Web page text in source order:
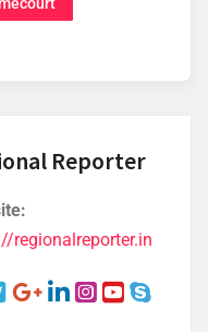
Reporter
regionalreporter.in